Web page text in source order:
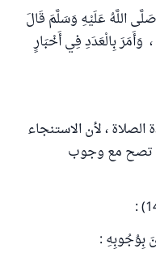
اللَّهُ عَلَيْهِ وَسَلَّمَ قَالَ
وَأَمَرَ بِالْعَدَدِ فِي أَخْبَارٍ
، لأن الاستنجاء
تصح مع وجوب
بِوُجُوبِهِ :